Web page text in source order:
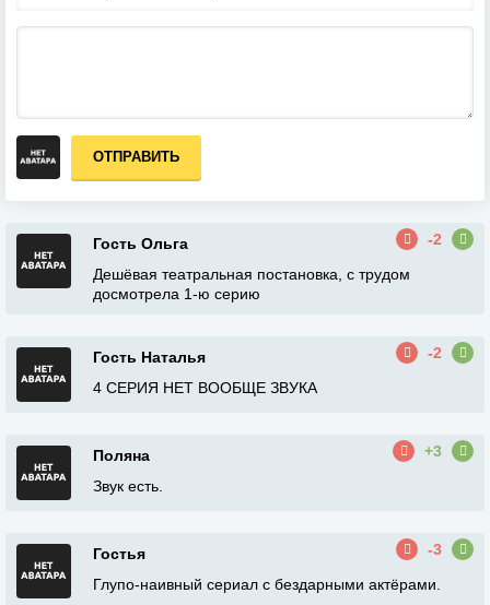
ОТПРАВИТЬ
Гость Ольга
-2
Дешёвая театральная постановка, с трудом
досмотрела 1-ю серию
Гость Наталья
-2
4 СЕРИЯ НЕТ ВООБЩЕ ЗВУКА
Поляна
+3
Звук есть.
Гостья
-3
Глупо-наивный сериал с бездарными актёрами.